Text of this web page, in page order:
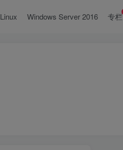
Linux Windows Server 2016 专栏